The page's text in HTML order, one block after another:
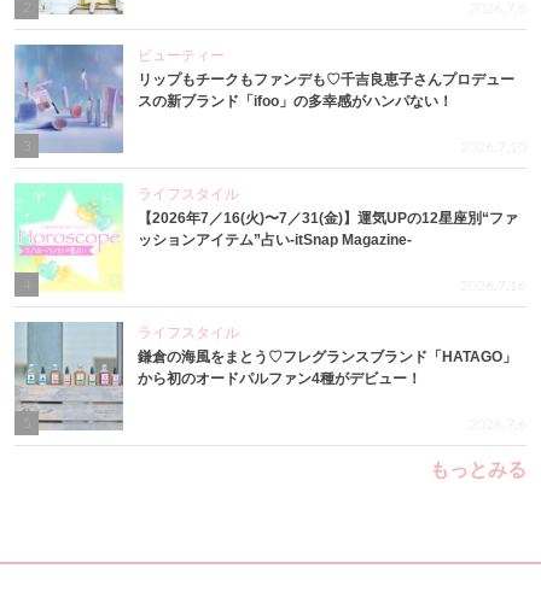
2026.7.8
3
ビューティー
リップもチークもファンデも♡千吉良恵子さんプロデュー
スの新ブランド「ifoo」の多幸感がハンパない！
2026.7.10
ライフスタイル
【2026年7／16(火)〜7／31(金)】運気UPの12星座別“ファ
ッションアイテム”占い-itSnap Magazine-
2026.7.16
ライフスタイル
鎌倉の海風をまとう♡フレグランスブランド「HATAGO」
から初のオードパルファン4種がデビュー！
2026.7.6
もっとみる